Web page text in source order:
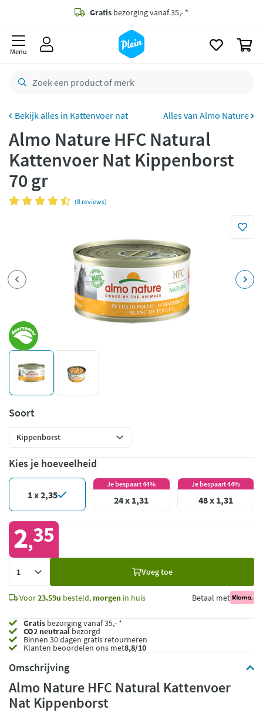
Gratis bezorging vanaf 35,- *
Bestelling uiterlijkzaterdag
retourneren
CO2 neutraal bezorgd
Betaal met Klarna
Menu
Kattenvoer nat Alles van Almo Nature
Almo Nature HFC Natural
Kattenvoer Nat Kippenborst
70 gr
(8 reviews)
Soort
Kies je hoeveelheid
1 x 2,35
Je bespaart 44%
24 x 1,31
Je bespaart 44%
48 x 1,31
2,35
Voeg toe
Voor23.59u besteld, morgen in huis Betaal met
Gratis bezorging vanaf 35,- *
CO2 neutraalbezorgd
Binnen 30 dagen gratis retourneren
Klanten beoordelen ons met8,8/10
Omschrijving
Almo Nature HFC Natural Kattenvoer
Nat Kippenborst